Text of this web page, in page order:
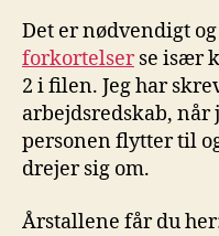
Det er nødvendigt
forkortelserse især
2 i filen. Jeg har
arbejdsredskab, når
personen flytter til
drejer sig om.
Årstallene får du